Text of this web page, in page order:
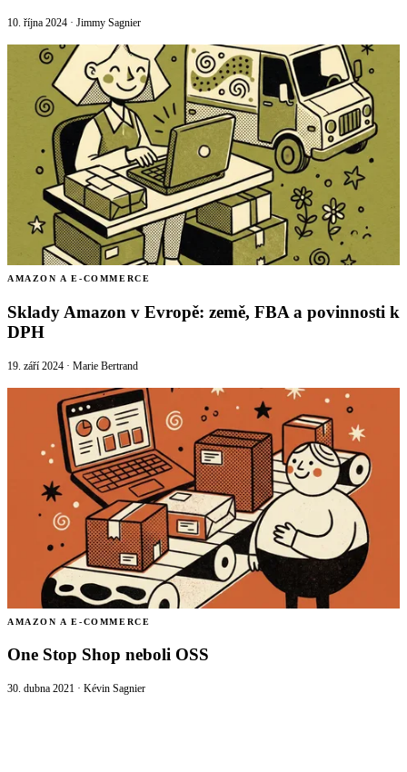
10. října 2024 · Jimmy Sagnier
AMAZON A E-COMMERCE
Sklady Amazon v Evropě: země, FBA a povinnosti k
DPH
19. září 2024 · Marie Bertrand
AMAZON A E-COMMERCE
One Stop Shop neboli OSS
30. dubna 2021 · Kévin Sagnier